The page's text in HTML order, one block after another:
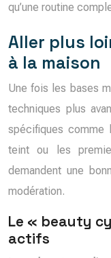
qu’une routine
Aller plus
à la maison
Une fois les bases
techniques plus
spécifiques comme
teint ou les
demandent une
modération.
Le « beauty
actifs